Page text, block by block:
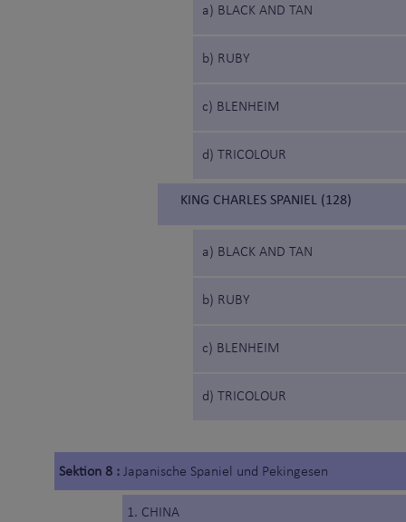
a) BLACK AND TAN
b) RUBY
c) BLENHEIM
d) TRICOLOUR
KING CHARLES SPANIEL (128)
a) BLACK AND TAN
b) RUBY
c) BLENHEIM
d) TRICOLOUR
Sektion 8 : Japanische Spaniel und Pekingesen
1. CHINA